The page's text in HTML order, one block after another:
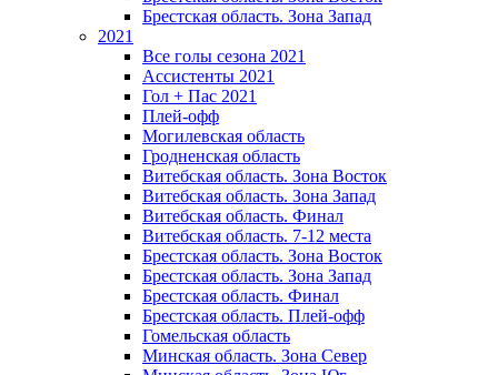
Брестская область. Зона Запад
2021
Все голы сезона 2021
Ассистенты 2021
Гол + Пас 2021
Плей-офф
Могилевская область
Гродненская область
Витебская область. Зона Восток
Витебская область. Зона Запад
Витебская область. Финал
Витебская область. 7-12 места
Брестская область. Зона Восток
Брестская область. Зона Запад
Брестская область. Финал
Брестская область. Плей-офф
Гомельская область
Минская область. Зона Север